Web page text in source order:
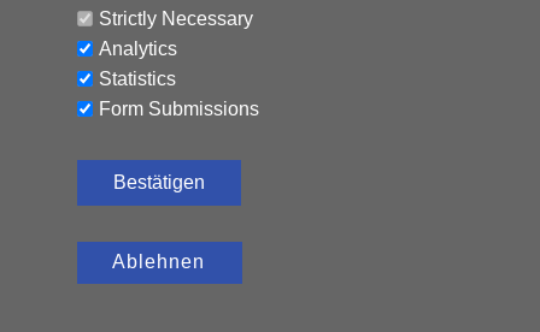
Strictly Necessary
Analytics
Statistics
Form Submissions
Bestätigen
Ablehnen